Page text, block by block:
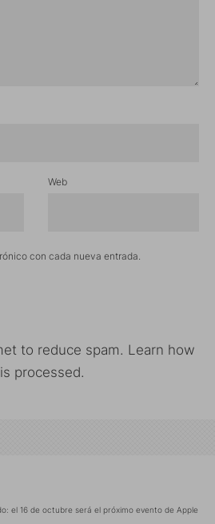
Web
con cada nueva entrada.
to reduce spam. Learn how
processed.
el 16 de octubre será el próximo evento de Apple